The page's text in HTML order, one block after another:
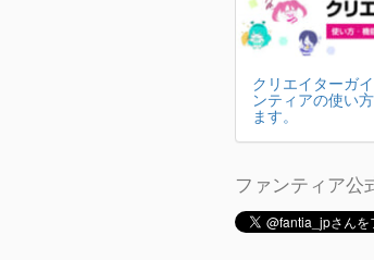
クリエイターガ
ンティアの使い
ます。
ファンティア公